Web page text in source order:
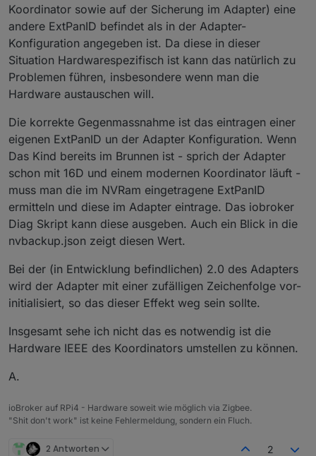
Koordinator sowie auf der Sicherung im Adapter) eine
andere ExtPanID befindet als in der Adapter-
Konfiguration angegeben ist. Da diese in dieser
Situation Hardwarespezifisch ist kann das natürlich zu
Problemen führen, insbesondere wenn man die
Hardware austauschen will.
Die korrekte Gegenmassnahme ist das eintragen einer
eigenen ExtPanID un der Adapter Konfiguration. Wenn
Das Kind bereits im Brunnen ist - sprich der Adapter
schon mit 16D und einem modernen Koordinator läuft -
muss man die im NVRam eingetragene ExtPanID
ermitteln und diese im Adapter eintrage. Das iobroker
Diag Skript kann diese ausgeben. Auch ein Blick in die
nvbackup.json zeigt diesen Wert.
Bei der (in Entwicklung befindlichen) 2.0 des Adapters
wird der Adapter mit einer zufälligen Zeichenfolge vor-
initialisiert, so das dieser Effekt weg sein sollte.
Insgesamt sehe ich nicht das es notwendig ist die
Hardware IEEE des Koordinators umstellen zu können.
A.
ioBroker auf RPi4 - Hardware soweit wie möglich via Zigbee.
"Shit don't work" ist keine Fehlermeldung, sondern ein Fluch.
2 Antworten 2